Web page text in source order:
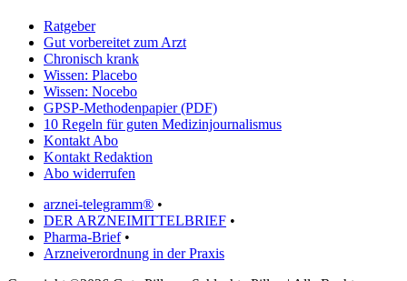
Ratgeber
Gut vorbereitet zum Arzt
Chronisch krank
Wissen: Placebo
Wissen: Nocebo
GPSP-Methodenpapier (PDF)
10 Regeln für guten Medizinjournalismus
Kontakt Abo
Kontakt Redaktion
Abo widerrufen
arznei-telegramm® •
DER ARZNEIMITTELBRIEF •
Pharma-Brief•
Arzneiverordnung in der Praxis